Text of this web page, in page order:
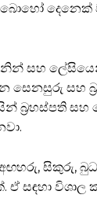
දෙනෙක්
සහ
සෙනසුරු සහ
බ්‍රහස්පති
සිකුරු,
විශාල